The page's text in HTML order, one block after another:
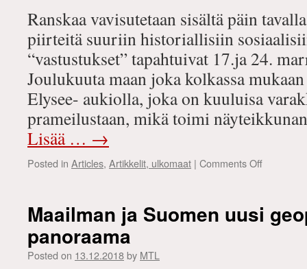
Ranskaa vavisutetaan sisältä päin
piirteitä suuriin historiallisiin
“vastustukset” tapahtuivat 17.ja 24.
Joulukuuta maan joka kolkassa
Elysee- aukiolla, joka on kuuluisa
prameilustaan, mikä toimi
Lisää … →
Posted in Articles, Artikkelit, ulkomaat | Comments Offon
ratkaisu:
Maailman ja Suomen uusi
panoraama
Posted on 13.12.2018by MTL